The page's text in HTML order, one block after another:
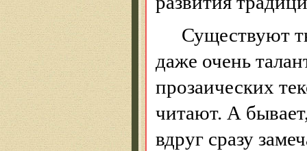
Существуют
даже очень
прозаических
читают. А
вдруг сразу